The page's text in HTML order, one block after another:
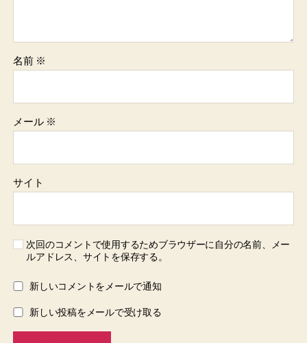
名前 ※
メール ※
サイト
次回のコメントで使用するためブラウザーに自分の名前、メー
ルアドレス、サイトを保存する。
新しいコメントをメールで通知
新しい投稿をメールで受け取る